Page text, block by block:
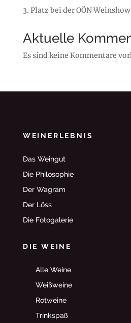
3. Platz bei der OÖN Weinshow
Aktuelle
Es sind keine Kommentare
WEINERLEBNIS
Das Weingut
Die Philosophie
Der Wagram
Der Löss
Die Fotogalerie
DIE WEINE
Alle Weine
Weißweine
Rotweine
Trinkspaß